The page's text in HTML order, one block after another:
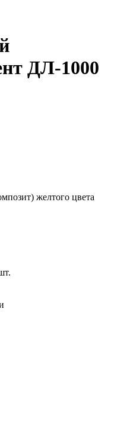
ДЛ-1000
желтого цвета